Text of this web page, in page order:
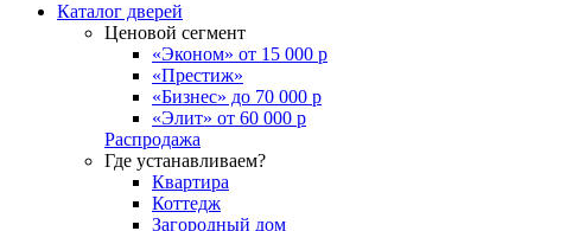
Каталог дверей
Ценовой сегмент
«Эконом» от 15 000 р
«Престиж»
«Бизнес» до 70 000 р
«Элит» от 60 000 р
Распродажа
Где устанавливаем?
Квартира
Коттедж
Загородный дом